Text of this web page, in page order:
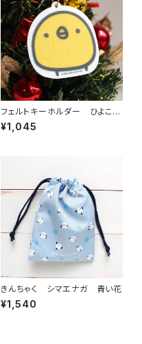
フェルトキーホルダー ひよこさ
ん
¥1,045
きんちゃく シマエナガ 青い花
¥1,540